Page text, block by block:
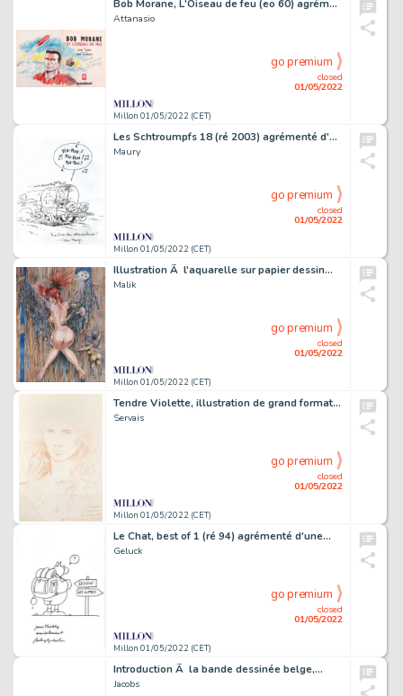
Bob Morane, L'Oiseau de feu (eo 60) agrémenté…
Attanasio
Millon 01/05/2022 (CET)
closed
01/05/2022
go premium
Les Schtroumpfs 18 (ré 2003) agrémenté d'une…
Maury
Millon 01/05/2022 (CET)
closed
01/05/2022
go premium
Illustration Ã l'aquarelle sur papier dessin…
Malik
Millon 01/05/2022 (CET)
closed
01/05/2022
go premium
Tendre Violette, illustration de grand format au…
Servais
Millon 01/05/2022 (CET)
closed
01/05/2022
go premium
Le Chat, best of 1 (ré 94) agrémenté d'une…
Geluck
Millon 01/05/2022 (CET)
closed
01/05/2022
go premium
Introduction Ã la bande dessinée belge,…
Jacobs